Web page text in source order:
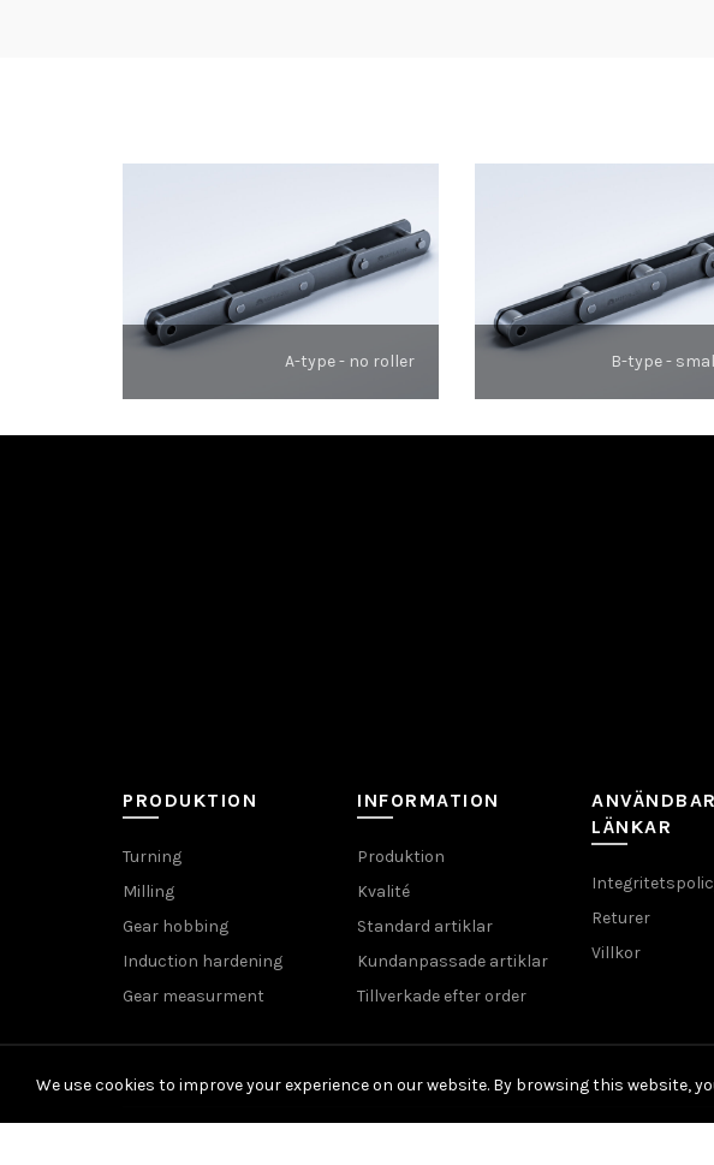
A-type - no roller B-type -
PRODUKTION
Turning
Milling
Gear hobbing
Induction hardening
Gear measurment
INFORMATION
Produktion
Kvalité
Standard artiklar
Kundanpassade artiklar
Tillverkade efter order
LÄNKAR
Returer
Villkor
We use cookies to improve your experience on our website. By browsing this website,